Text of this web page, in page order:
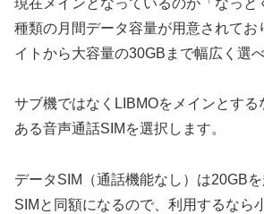
種類の月間データ容量が用意されてお
イトから大容量の30GBまで幅広く選べ
サブ機ではなくLIBMOをメインとする
ある音声通話SIMを選択します。
データSIM（通話機能なし）は20GB
SIMと同額になるので、利用するなら